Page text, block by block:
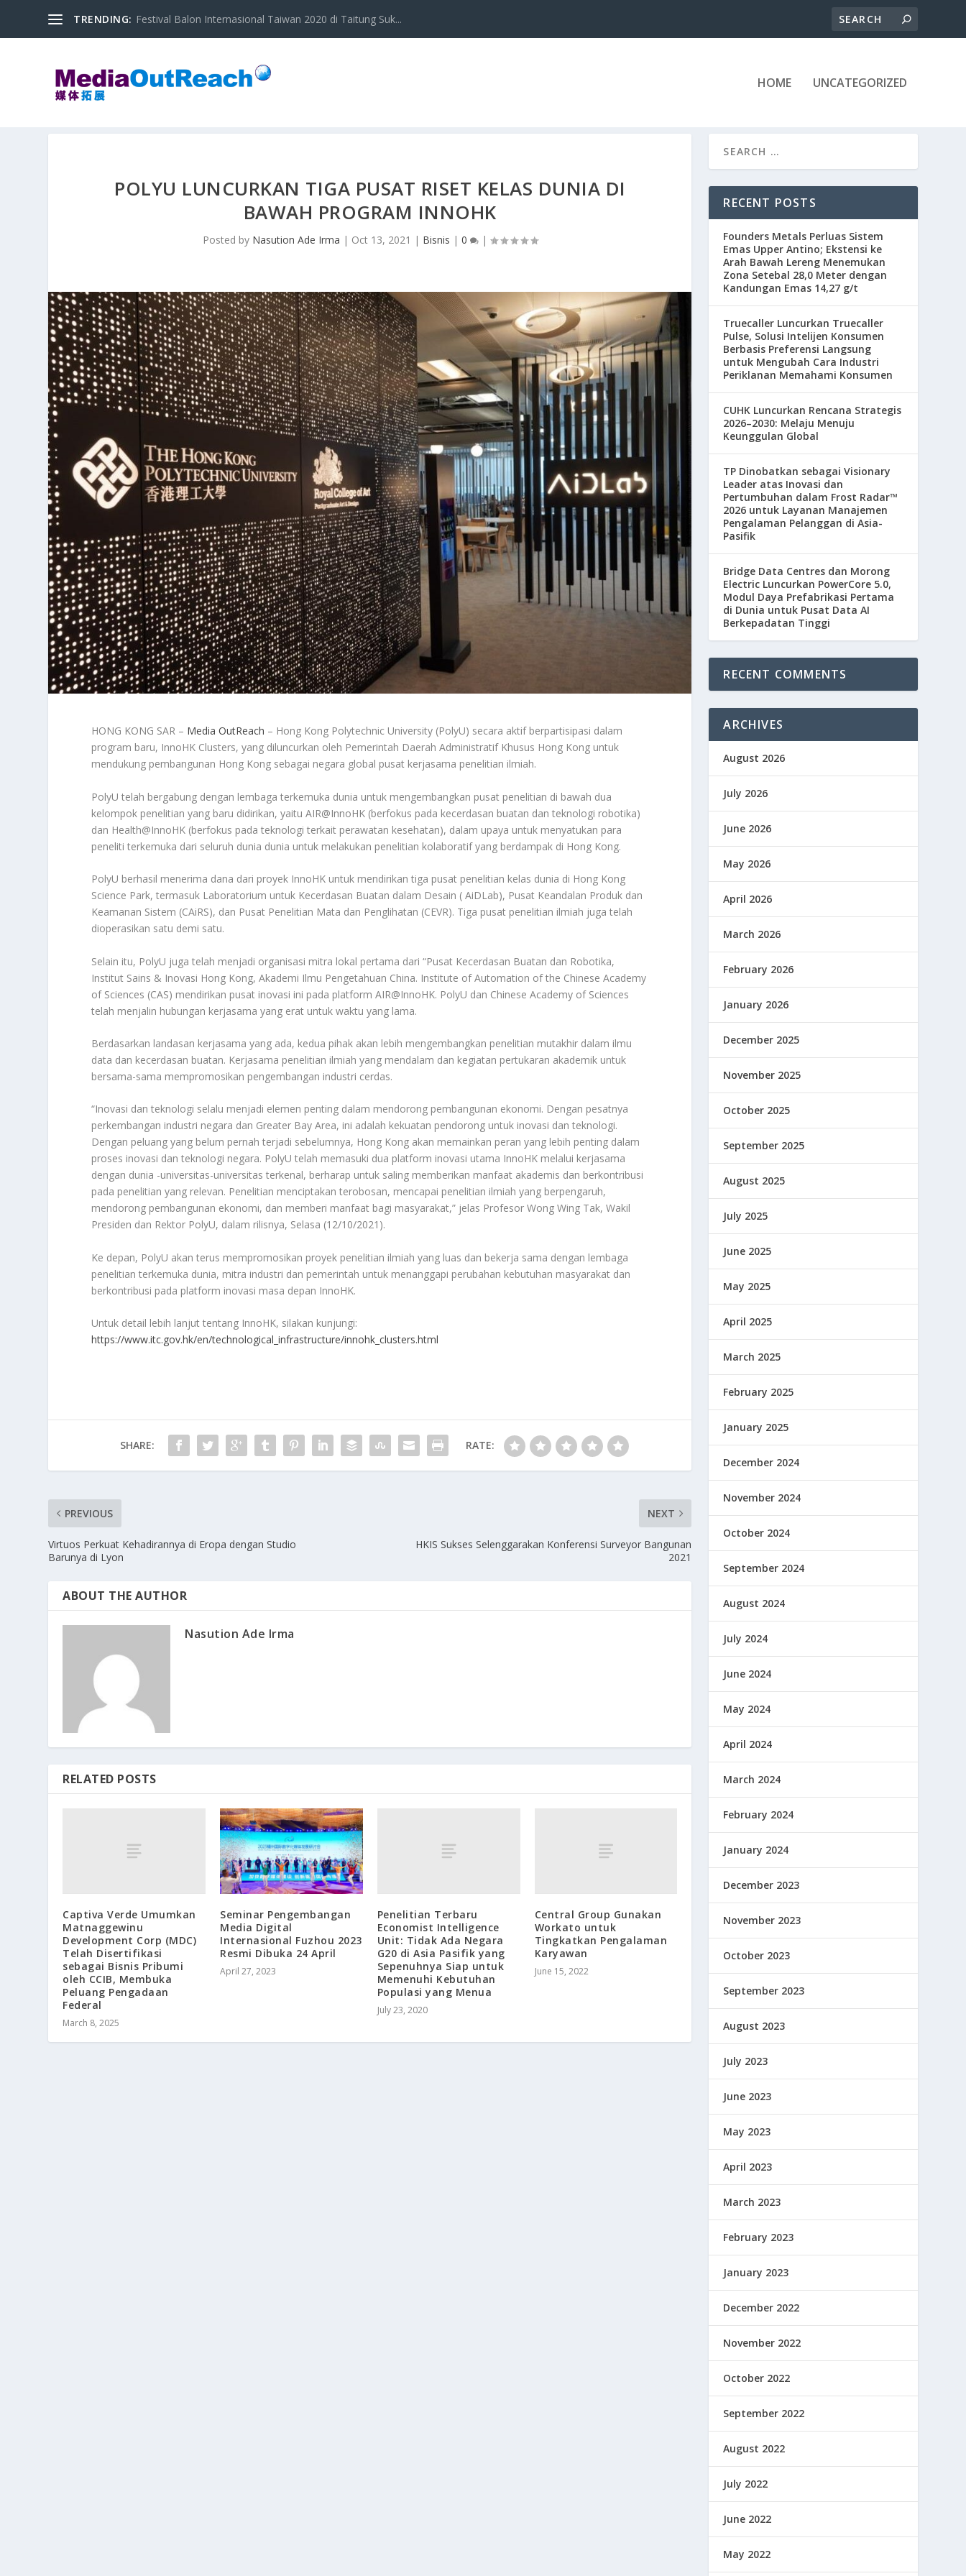
TRENDING: Festival Balon Internasional Taiwan 2020 di Taitung Suk...
HOME UNCATEGORIZED
POLYU LUNCURKAN TIGA PUSAT RISET KELAS DUNIA DI
BAWAH PROGRAM INNOHK
Posted by Nasution Ade Irma | Oct 13, 2021 | Bisnis | 0 |
HONG KONG SAR – Media OutReach – Hong Kong Polytechnic University (PolyU) secara aktif berpartisipasi dalam
program baru, InnoHK Clusters, yang diluncurkan oleh Pemerintah Daerah Administratif Khusus Hong Kong untuk
mendukung pembangunan Hong Kong sebagai negara global pusat kerjasama penelitian ilmiah.
PolyU telah bergabung dengan lembaga terkemuka dunia untuk mengembangkan pusat penelitian di bawah dua
kelompok penelitian yang baru didirikan, yaitu AIR@InnoHK (berfokus pada kecerdasan buatan dan teknologi robotika)
dan Health@InnoHK (berfokus pada teknologi terkait perawatan kesehatan), dalam upaya untuk menyatukan para
peneliti terkemuka dari seluruh dunia dunia untuk melakukan penelitian kolaboratif yang berdampak di Hong Kong.
PolyU berhasil menerima dana dari proyek InnoHK untuk mendirikan tiga pusat penelitian kelas dunia di Hong Kong
Science Park, termasuk Laboratorium untuk Kecerdasan Buatan dalam Desain ( AiDLab), Pusat Keandalan Produk dan
Keamanan Sistem (CAiRS), dan Pusat Penelitian Mata dan Penglihatan (CEVR). Tiga pusat penelitian ilmiah juga telah
dioperasikan satu demi satu.
Selain itu, PolyU juga telah menjadi organisasi mitra lokal pertama dari “Pusat Kecerdasan Buatan dan Robotika,
Institut Sains & Inovasi Hong Kong, Akademi Ilmu Pengetahuan China. Institute of Automation of the Chinese Academy
of Sciences (CAS) mendirikan pusat inovasi ini pada platform AIR@InnoHK. PolyU dan Chinese Academy of Sciences
telah menjalin hubungan kerjasama yang erat untuk waktu yang lama.
Berdasarkan landasan kerjasama yang ada, kedua pihak akan lebih mengembangkan penelitian mutakhir dalam ilmu
data dan kecerdasan buatan. Kerjasama penelitian ilmiah yang mendalam dan kegiatan pertukaran akademik untuk
bersama-sama mempromosikan pengembangan industri cerdas.
“Inovasi dan teknologi selalu menjadi elemen penting dalam mendorong pembangunan ekonomi. Dengan pesatnya
perkembangan industri negara dan Greater Bay Area, ini adalah kekuatan pendorong untuk inovasi dan teknologi.
Dengan peluang yang belum pernah terjadi sebelumnya, Hong Kong akan memainkan peran yang lebih penting dalam
proses inovasi dan teknologi negara. PolyU telah memasuki dua platform inovasi utama InnoHK melalui kerjasama
dengan dunia -universitas-universitas terkenal, berharap untuk saling memberikan manfaat akademis dan berkontribusi
pada penelitian yang relevan. Penelitian menciptakan terobosan, mencapai penelitian ilmiah yang berpengaruh,
mendorong pembangunan ekonomi, dan memberi manfaat bagi masyarakat,” jelas Profesor Wong Wing Tak, Wakil
Presiden dan Rektor PolyU, dalam rilisnya, Selasa (12/10/2021).
Ke depan, PolyU akan terus mempromosikan proyek penelitian ilmiah yang luas dan bekerja sama dengan lembaga
penelitian terkemuka dunia, mitra industri dan pemerintah untuk menanggapi perubahan kebutuhan masyarakat dan
berkontribusi pada platform inovasi masa depan InnoHK.
Untuk detail lebih lanjut tentang InnoHK, silakan kunjungi:
https://www.itc.gov.hk/en/technological_infrastructure/innohk_clusters.html
SHARE: RATE:
PREVIOUS
Virtuos Perkuat Kehadirannya di Eropa dengan Studio
Barunya di Lyon
NEXT
HKIS Sukses Selenggarakan Konferensi Surveyor Bangunan
2021
ABOUT THE AUTHOR
Nasution Ade Irma
RELATED POSTS
Captiva Verde Umumkan
Matnaggewinu
Development Corp (MDC)
Telah Disertifikasi
sebagai Bisnis Pribumi
oleh CCIB, Membuka
Peluang Pengadaan
Federal
March 8, 2025
Seminar Pengembangan
Media Digital
Internasional Fuzhou 2023
Resmi Dibuka 24 April
April 27, 2023
Penelitian Terbaru
Economist Intelligence
Unit: Tidak Ada Negara
G20 di Asia Pasifik yang
Sepenuhnya Siap untuk
Memenuhi Kebutuhan
Populasi yang Menua
July 23, 2020
Central Group Gunakan
Workato untuk
Tingkatkan Pengalaman
Karyawan
June 15, 2022
RECENT POSTS
Founders Metals Perluas Sistem
Emas Upper Antino; Ekstensi ke
Arah Bawah Lereng Menemukan
Zona Setebal 28,0 Meter dengan
Kandungan Emas 14,27 g/t
Truecaller Luncurkan Truecaller
Pulse, Solusi Intelijen Konsumen
Berbasis Preferensi Langsung
untuk Mengubah Cara Industri
Periklanan Memahami Konsumen
CUHK Luncurkan Rencana Strategis
2026–2030: Melaju Menuju
Keunggulan Global
TP Dinobatkan sebagai Visionary
Leader atas Inovasi dan
Pertumbuhan dalam Frost Radar™
2026 untuk Layanan Manajemen
Pengalaman Pelanggan di Asia-
Pasifik
Bridge Data Centres dan Morong
Electric Luncurkan PowerCore 5.0,
Modul Daya Prefabrikasi Pertama
di Dunia untuk Pusat Data AI
Berkepadatan Tinggi
RECENT COMMENTS
ARCHIVES
August 2026
July 2026
June 2026
May 2026
April 2026
March 2026
February 2026
January 2026
December 2025
November 2025
October 2025
September 2025
August 2025
July 2025
June 2025
May 2025
April 2025
March 2025
February 2025
January 2025
December 2024
November 2024
October 2024
September 2024
August 2024
July 2024
June 2024
May 2024
April 2024
March 2024
February 2024
January 2024
December 2023
November 2023
October 2023
September 2023
August 2023
July 2023
June 2023
May 2023
April 2023
March 2023
February 2023
January 2023
December 2022
November 2022
October 2022
September 2022
August 2022
July 2022
June 2022
May 2022